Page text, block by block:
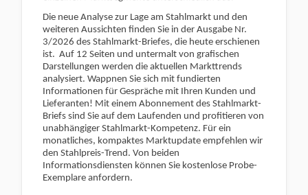
Die neue Analyse zur Lage am Stahlmarkt und den
weiteren Aussichten finden Sie in der Ausgabe Nr.
3/2026 des Stahlmarkt-Briefes, die heute erschienen
ist. Auf 12 Seiten und untermalt von grafischen
Darstellungen werden die aktuellen Markttrends
analysiert. Wappnen Sie sich mit fundierten
Informationen für Gespräche mit Ihren Kunden und
Lieferanten! Mit einem Abonnement des Stahlmarkt-
Briefs sind Sie auf dem Laufenden und profitieren von
unabhängiger Stahlmarkt-Kompetenz. Für ein
monatliches, kompaktes Marktupdate empfehlen wir
den Stahlpreis-Trend. Von beiden
Informationsdiensten können Sie kostenlose Probe-
Exemplare anfordern.